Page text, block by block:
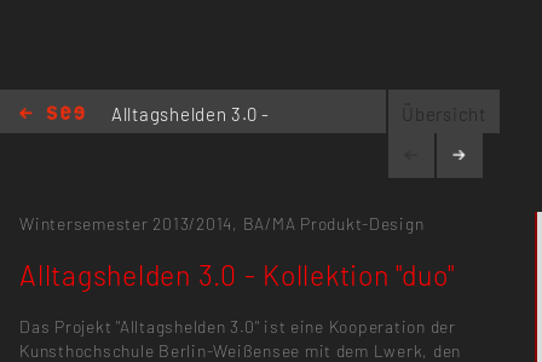
Alltagshelden 3.0 -
Übersicht
Wintersemester 2013/2014, BA/MA Produkt-Design
Alltagshelden 3.0 - Kollektion "duo"
Das Projekt "Alltagshelden 3.0" ist eine Kooperation der
Kunsthochschule Berlin-Weißensee mit dem Lwerk, den